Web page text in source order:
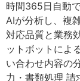
時間365日自動
AIが分析し、複
対応品質と業務
ットボットによ
い合わせ内容の
力・書類処理 請